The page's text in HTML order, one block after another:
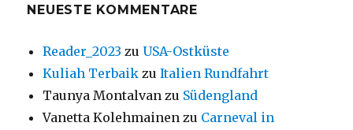
NEUESTE KOMMENTARE
Reader_2023 zuUSA-Ostküste
Kuliah Terbaik zuItalien Rundfahrt
Taunya Montalvan zu Südengland
Vanetta Kolehmainen zu Carneval in